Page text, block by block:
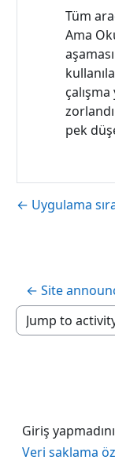
Tüm
Ama
pek
← Uygulama
← Site
Jump to activity
Giriş
Veri saklama